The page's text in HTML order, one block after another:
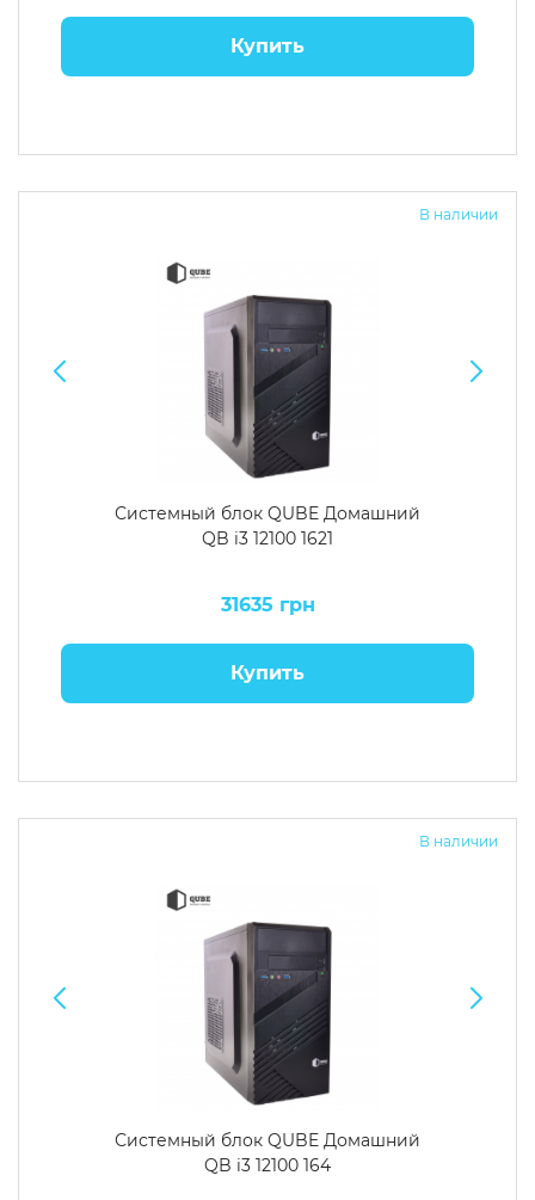
Купить
В наличии
Системный блок QUBE Домашний
QB i3 12100 1621
31635 грн
Купить
В наличии
Системный блок QUBE Домашний
QB i3 12100 164